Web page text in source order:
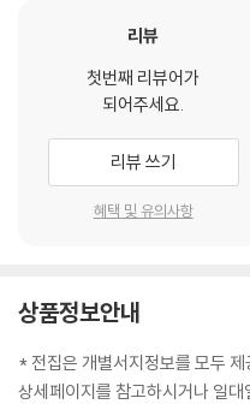
리뷰
첫번째 리뷰어가
되어주세요.
리뷰 쓰기
혜택 및 유의사항
상품정보안내
* 전집은 개별서지정보를 모두
상세페이지를 참고하시거나 일